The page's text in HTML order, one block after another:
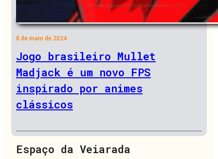
8 de maio de 2024
Jogo brasileiro Mullet
Madjack é um novo FPS
inspirado por animes
clássicos
Espaço da Veiarada